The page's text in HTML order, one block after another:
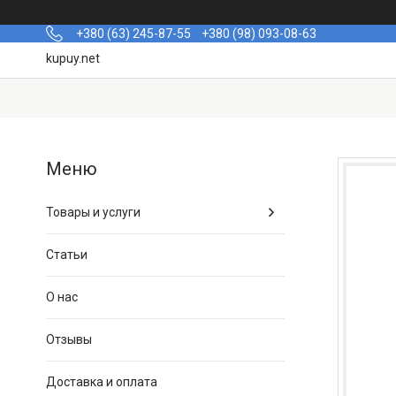
+380 (63) 245-87-55
+380 (98) 093-08-63
kupuy.net
Товары и услуги
Статьи
О нас
Отзывы
Доставка и оплата